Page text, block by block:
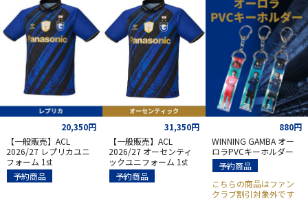
20,350円
【一般販売】ACL
2026/27 レプリカユニ
フォーム 1st
予約商品
31,350円
【一般販売】ACL
2026/27 オーセンティ
ックユニフォーム 1st
予約商品
880円
WINNING GAMBA オー
ロラPVCキーホルダー
予約商品
こちらの商品はファン
クラブ割引対象外です